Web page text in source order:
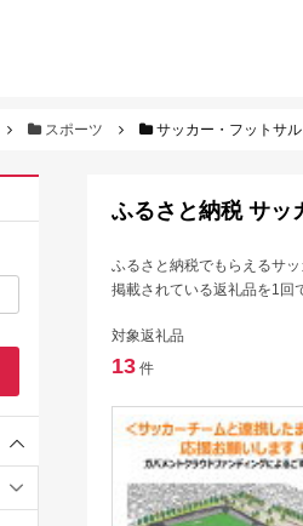
スポーツ サッカー・フットサル
ふるさと納税 サッ
ふるさと納税でもらえるサ
掲載されている返礼品を1回
対象返礼品
13 件